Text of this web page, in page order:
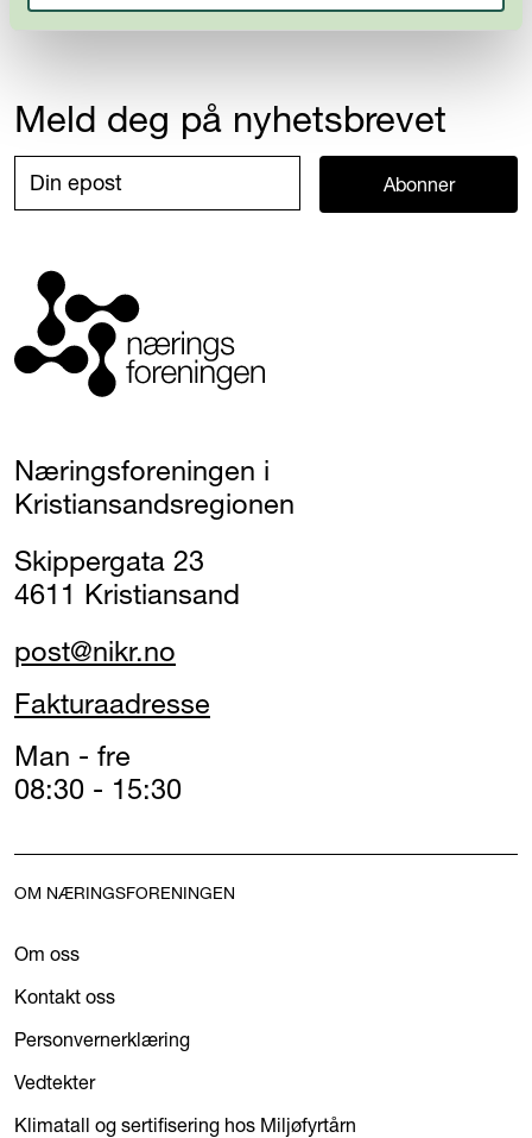
Meld deg på nyhetsbrevet
Abonner
Næringsforeningen i
Kristiansandsregionen
Skippergata 23
4611 Kristiansand
post@nikr.no
Fakturaadresse
Man - fre
08:30 - 15:30
OM NÆRINGSFORENINGEN
Om oss
Kontakt oss
Personvernerklæring
Vedtekter
Klimatall og sertifisering hos Miljøfyrtårn